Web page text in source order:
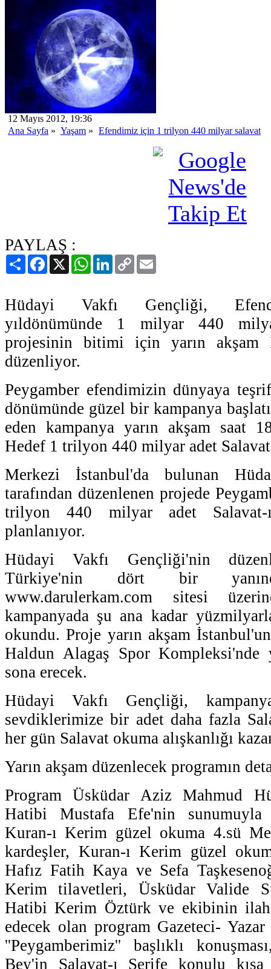
12 Mayıs 2012, 19:36
Ana Sayfa » Yaşam » Efendimiz için 1 trilyon 440 milyar salavat
PAYLAŞ :
PaylaşFacebook
X WhatsAppLinkedIn
Copy
Link
Hüdayi Vakfı Gençliği,
yıldönümünde 1 milyar 440
projesinin bitimi için yarın akşam
düzenliyor.
Peygamber efendimizin dünyaya
dönümünde güzel bir kampanya
eden kampanya yarın akşam saat
Hedef 1 trilyon 440 milyar adet
Merkezi İstanbul'da bulunan
tarafından düzenlenen projede
trilyon 440 milyar adet Salavat-
planlanıyor.
Hüdayi Vakfı Gençliği'nin
Türkiye'nin dört bir
www.darulerkam.com sitesi
kampanyada şu ana kadar
okundu. Proje yarın akşam
Haldun Alagaş Spor Kompleksi'nde
sona erecek.
Hüdayi Vakfı Gençliği,
sevdiklerimize bir adet daha fazla
her gün Salavat okuma alışkanlığı
Yarın akşam düzenlecek programın
Program Üsküdar Aziz Mahmud
Hatibi Mustafa Efe'nin sunumuyla
Kuran-ı Kerim güzel okuma 4.sü
kardeşler, Kuran-ı Kerim güzel
Hafız Fatih Kaya ve Sefa
Kerim tilavetleri, Üsküdar Valide
Hatibi Kerim Öztürk ve ekibinin
edecek olan program Gazeteci-
''Peygamberimiz'' başlıklı
Bey'in Salavat-ı Şerife konulu